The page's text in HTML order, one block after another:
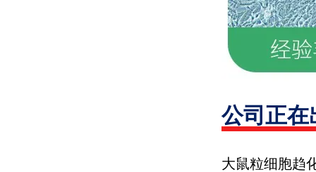
公司正在
大鼠粒细胞趋